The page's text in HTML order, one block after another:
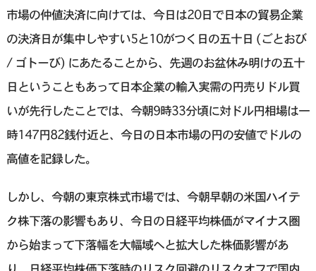
市場の仲値決済に向けては、今日は20日で日本の貿易企業
の決済日が集中しやすい5と10がつく日の五十日 (ごとおび
/ ゴトーび) にあたることから、先週のお盆休み明けの五十
日ということもあって日本企業の輸入実需の円売りドル買
いが先行したことでは、今朝9時33分頃に対ドル円相場は一
時147円82銭付近と、今日の日本市場の円の安値でドルの
高値を記録した。
しかし、今朝の東京株式市場では、今朝早朝の米国ハイテ
ク株下落の影響もあり、今日の日経平均株価がマイナス圏
から始まって下落幅を大幅域へと拡大した株価影響があ